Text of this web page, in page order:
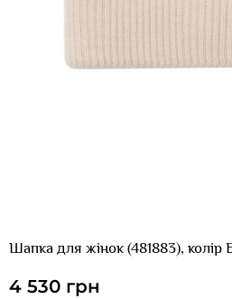
Шапка для жінок (481883), колір
4 530 грн